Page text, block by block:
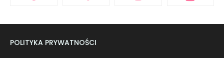
POLITYKA PRYWATNOŚCI